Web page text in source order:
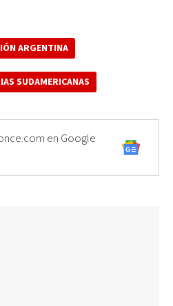
ARGENTINA
SUDAMERICANAS
en Google